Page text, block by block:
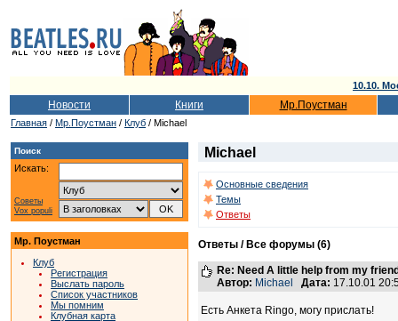
10.10.
Новости Книги Мр.Поустман
Главная / Мр.Поустман / Клуб / Michael
Поиск
Искать:
Советы
Vox populi
Мр. Поустман
Клуб
Регистрация
Выслать пароль
Список участников
Мы помним
Клубная карта
Michael
Основные сведения
Темы
Ответы
Ответы / Все форумы (6)
Re: Need A little help from my
Автор: Michael Дата: 17.10.01
Есть Анкета Ringo, могу прислать!